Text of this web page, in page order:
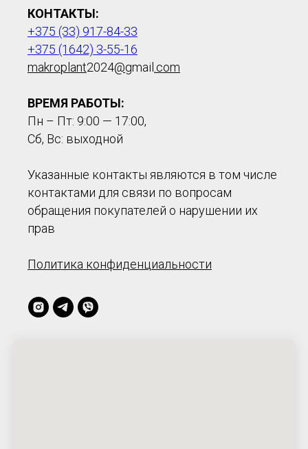
КОНТАКТЫ:
+375 (33) 917-84-33
+375 (1642) 3-55-16
makroplant2024@gmail .com
ВРЕМЯ РАБОТЫ:
Пн – Пт: 9:00 — 17:00,
Сб, Вс: выходной
Указанные контакты являются в том числе
контактами для связи по вопросам
обращения покупателей о нарушении их
прав
Политика конфиденциальности